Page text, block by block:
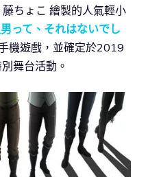
ちょこ 繪製的人氣輕小
って、それはないでし
機遊戲，並確定於2019
舞台活動。